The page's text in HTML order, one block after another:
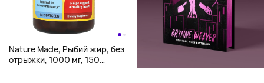
Nature Made, Рыбий жир, без
отрыжки, 1000 мг, 150